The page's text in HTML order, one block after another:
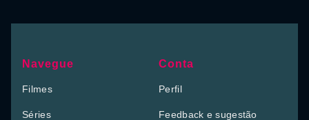
Navegue
Filmes
Séries
Conta
Perfil
Feedback e sugestão